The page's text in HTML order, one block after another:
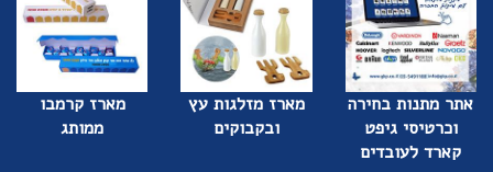
אתר מתנות בחירה
וכרטיסי גיפט
קארד לעובדים
מארז מזלגות עץ
ובקבוקים
מארז קרמבו
ממותג